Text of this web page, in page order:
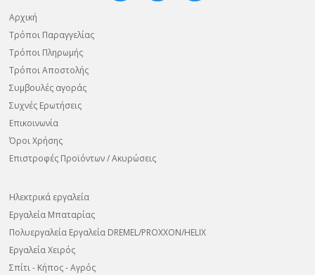
Αρχική
Τρόποι Παραγγελίας
Τρόποι Πληρωμής
Τρόποι Αποστολής
Συμβουλές αγοράς
Συχνές Ερωτήσεις
Επικοινωνία
Όροι Χρήσης
Επιστροφές Προϊόντων / Ακυρώσεις
Ηλεκτρικά εργαλεία
Εργαλεία Μπαταρίας
Πολυεργαλεία Εργαλεία DREMEL/PROXXON/HELIX
Εργαλεία Χειρός
Σπίτι - Κήπος - Αγρός